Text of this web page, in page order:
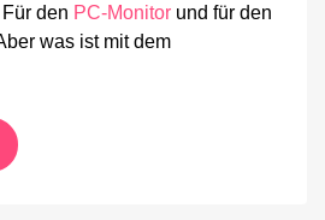
Für den PC-Monitor und für den
was ist mit dem